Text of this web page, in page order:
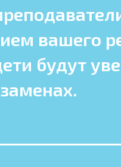
вашего
будут